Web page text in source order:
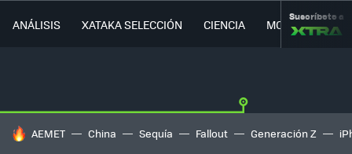
ANÁLISIS XATAKA SELECCIÓN CIENCIA MOVILIDAD
Suscríbete a
HOY SE HABLA DE
AEMET China Sequía Fallout Generación Z